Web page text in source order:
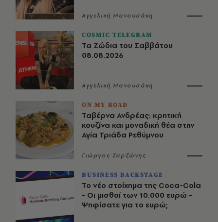
Αγγελική Μανουσάκη
COSMIC TELEGRAM
Τα Ζώδια του Σαββάτου
08.08.2026
Αγγελική Μανουσάκη
ON MY ROAD
Ταβέρνα Ανδρέας: κρητική
κουζίνα και μοναδική θέα στην
Αγία Τριάδα Ρεθύμνου
Γιώργος Ζαρζώνης
BUSINESS BACKSTAGE
Το νέο στοίχημα της Coca-Cola
- Οι μισθοί των 10.000 ευρώ -
Ψηφίσατε για το ευρώ;